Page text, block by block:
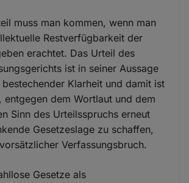
muss man kommen, wenn man
Restverfügbarkeit der
erachtet. Das Urteil des
ist in seiner Aussage
Klarheit und damit ist
entgegen dem Wortlaut und dem
Sinn des Urteilsspruchs erneut
Gesetzeslage zu schaffen,
Verfassungsbruch.
Gesetze als